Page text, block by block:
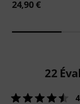
24,90 €
22